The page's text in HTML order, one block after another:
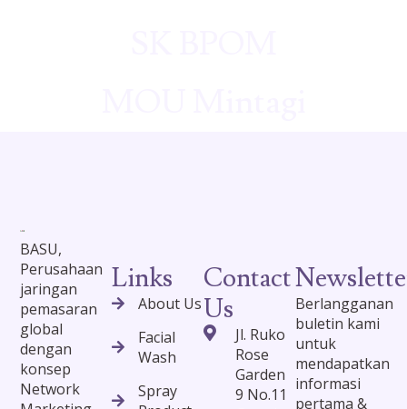
BASU,
Perusahaan
jaringan
pemasaran
global
dengan
konsep
Network
Links
About Us
Facial
Wash
Spray
Contact
Us
Jl. Ruko
Rose
Garden
9 No.11
Berlangganan
buletin kami
untuk
mendapatkan
informasi
pertama &